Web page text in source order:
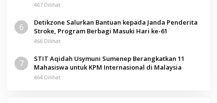
467 Dilihat
6
Detikzone Salurkan Bantuan kepada Janda Penderita
Stroke, Program Berbagi Masuki Hari ke-61
466 Dilihat
7
STIT Aqidah Usymuni Sumenep Berangkatkan 11
Mahasiswa untuk KPM Internasional di Malaysia
464 Dilihat